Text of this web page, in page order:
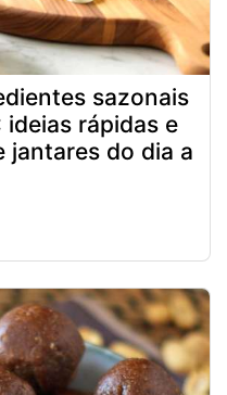
sazonais
rápidas e
jantares do dia a